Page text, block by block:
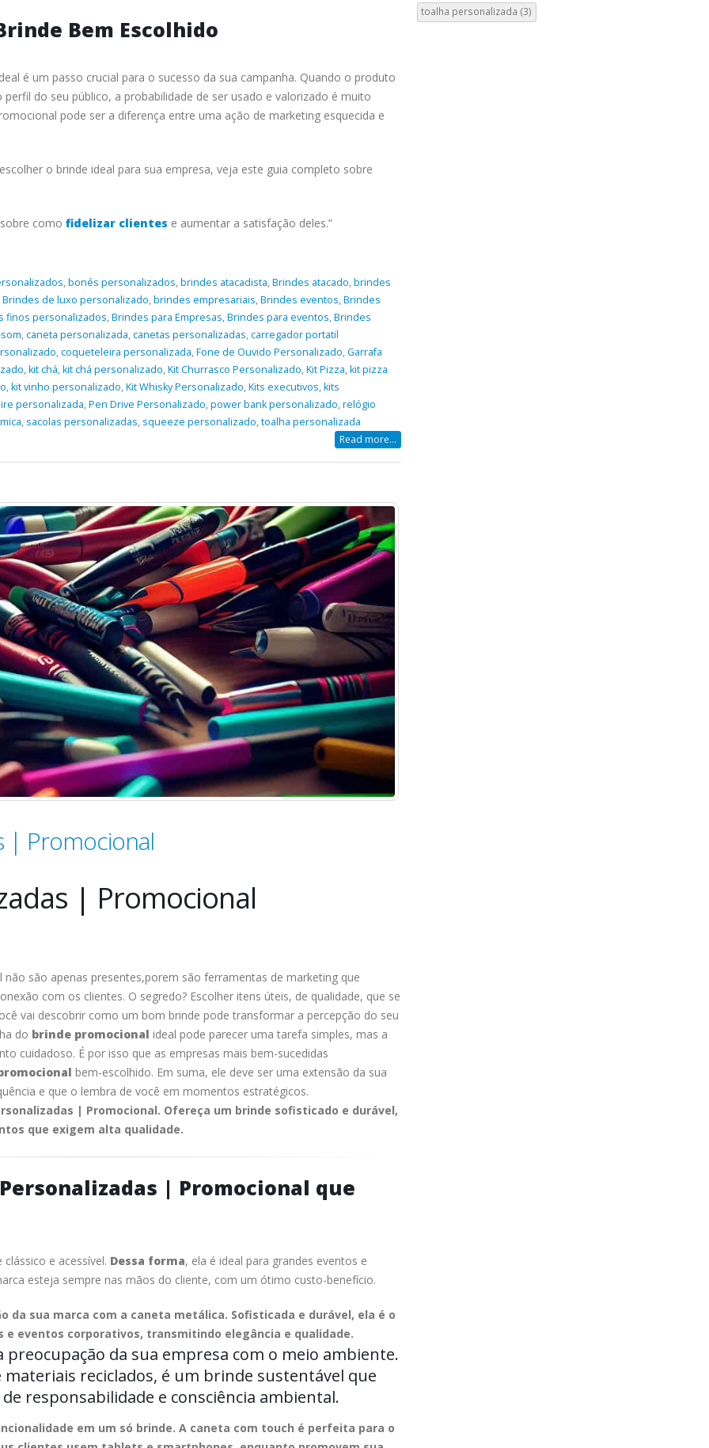
Bem Escolhido
é um passo crucial para o sucesso da sua campanha. Quando o produto
do seu público, a probabilidade de ser usado e valorizado é muito
pode ser a diferença entre uma ação de marketing esquecida e
o brinde ideal para sua empresa, veja este guia completo sobre
sobre como fidelizar clientes e aumentar a satisfação deles.”
,bonés personalizados,brindes atacadista,Brindes atacado,brindes
Brindes de luxo personalizado,brindes empresariais,Brindes eventos,Brindes
finos personalizados,Brindes para Empresas,Brindes para eventos,Brindes
,caneta personalizada,canetas personalizadas,carregador portatil
,coqueteleira personalizada,Fone de Ouvido Personalizado,Garrafa
,kit chá,kit chá personalizado,Kit Churrasco Personalizado,Kit Pizza,kit pizza
,kit vinho personalizado,Kit Whisky Personalizado,Kits executivos,kits
personalizada,Pen Drive Personalizado,power bank personalizado,relógio
, sacolas personalizadas, squeeze personalizado,toalha personalizada
Read more...
| Promocional
| Promocional
são apenas presentes,porem são ferramentas de marketing que
com os clientes. O segredo? Escolher itens úteis, de qualidade, que se
vai descobrir como um bom brinde pode transformar a percepção do seu
do brinde promocional ideal pode parecer uma tarefa simples, mas a
cuidadoso. É por isso que as empresas mais bem-sucedidas
bem-escolhido. Em suma, ele deve ser uma extensão da sua
e que o lembra de você em momentos estratégicos.
| Promocional. Ofereça um brinde sofisticado e durável,
que exigem alta qualidade.
| Promocional que
clássico e acessível. Dessa forma, ela é ideal para grandes eventos e
esteja sempre nas mãos do cliente, com um ótimo custo-benefício.
da sua marca com a caneta metálica. Sofisticada e durável, ela é o
e eventos corporativos, transmitindo elegância e qualidade.
preocupação da sua empresa com o meio ambiente.
materiais reciclados, é um brinde sustentável que
responsabilidade e consciência ambiental.
em um só brinde. A caneta com touch é perfeita para o
toalha personalizada (3)